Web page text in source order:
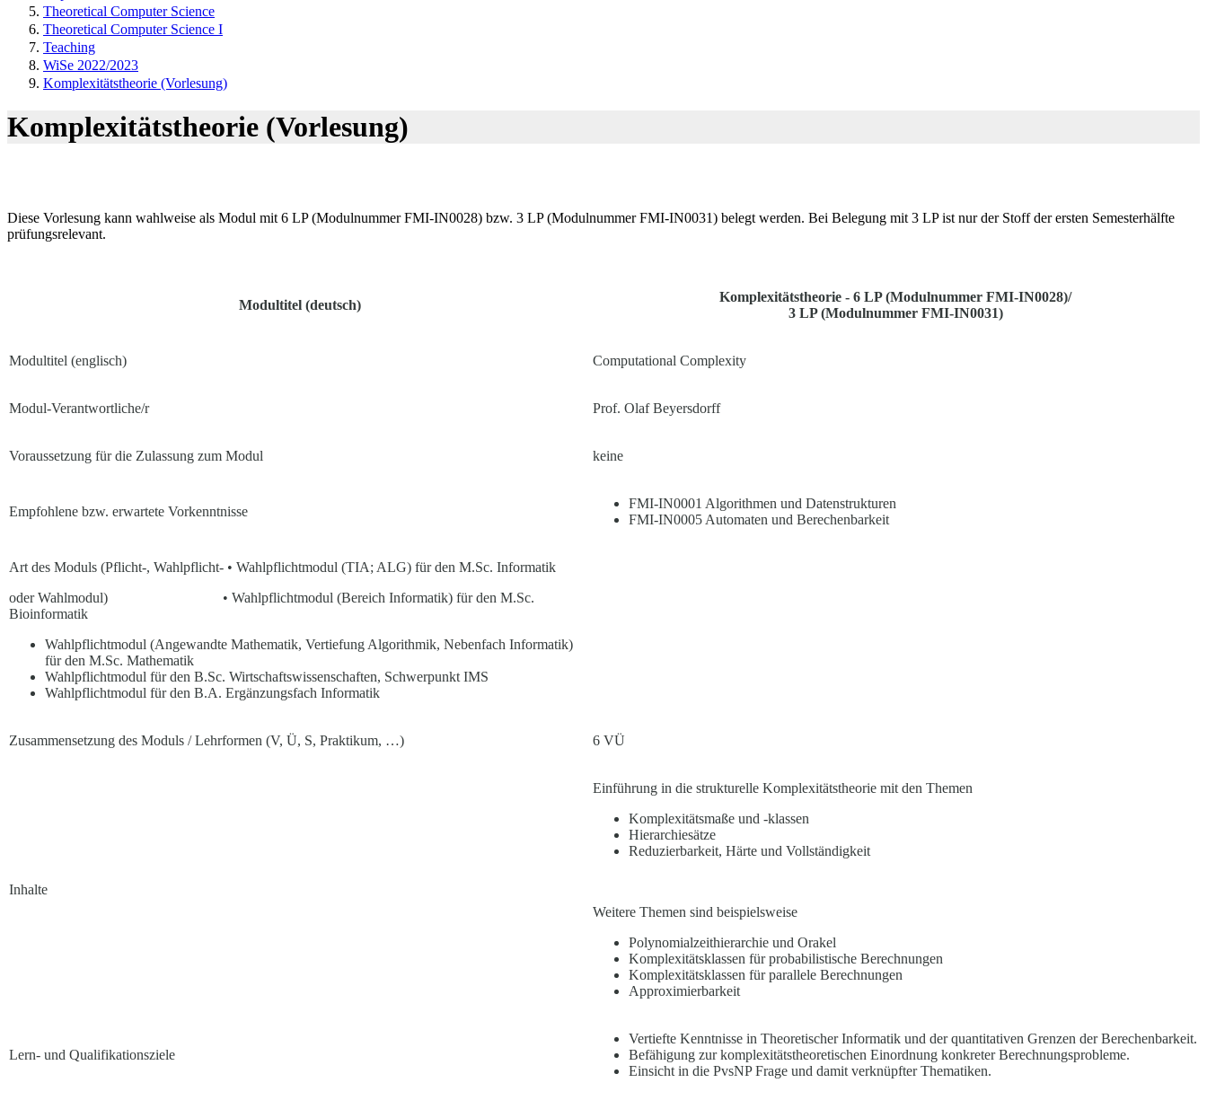
Theoretical Computer Science
Theoretical Computer Science I
Teaching
WiSe 2022/2023
Komplexitätstheorie (Vorlesung)
Komplexitätstheorie (Vorlesung)
Diese Vorlesung kann wahlweise als Modul mit 6 LP (Modulnummer FMI-IN0028) bzw. 3 LP (Modulnummer FMI-IN0031) belegt werden. Bei Belegung mit 3 LP ist nur der Stoff der ersten Semesterhälfte
prüfungsrelevant.
Modultitel (deutsch)
Komplexitätstheorie - 6 LP (Modulnummer FMI-IN0028)/
3 LP (Modulnummer FMI-IN0031)
Modultitel (englisch) Computational Complexity
Modul-Verantwortliche/r Prof. Olaf Beyersdorff
Voraussetzung für die Zulassung zum Modul keine
Empfohlene bzw. erwartete Vorkenntnisse
FMI-IN0001 Algorithmen und Datenstrukturen
FMI-IN0005 Automaten und Berechenbarkeit
Art des Moduls (Pflicht-, Wahlpflicht- • Wahlpflichtmodul (TIA; ALG) für den M.Sc. Informatik
oder Wahlmodul) • Wahlpflichtmodul (Bereich Informatik) für den M.Sc.
Bioinformatik
Wahlpflichtmodul (Angewandte Mathematik, Vertiefung Algorithmik, Nebenfach Informatik)
für den M.Sc. Mathematik
Wahlpflichtmodul für den B.Sc. Wirtschaftswissenschaften, Schwerpunkt IMS
Wahlpflichtmodul für den B.A. Ergänzungsfach Informatik
Zusammensetzung des Moduls / Lehrformen (V, Ü, S, Praktikum, …) 6 VÜ
Inhalte
Einführung in die strukturelle Komplexitätstheorie mit den Themen
Komplexitätsmaße und -klassen
Hierarchiesätze
Reduzierbarkeit, Härte und Vollständigkeit
Weitere Themen sind beispielsweise
Polynomialzeithierarchie und Orakel
Komplexitätsklassen für probabilistische Berechnungen
Komplexitätsklassen für parallele Berechnungen
Approximierbarkeit
Lern- und Qualifikationsziele
Vertiefte Kenntnisse in Theoretischer Informatik und der quantitativen Grenzen der Berechenbarkeit.
Befähigung zur komplexitätstheoretischen Einordnung konkreter Berechnungsprobleme.
Einsicht in die PvsNP Frage und damit verknüpfter Thematiken.